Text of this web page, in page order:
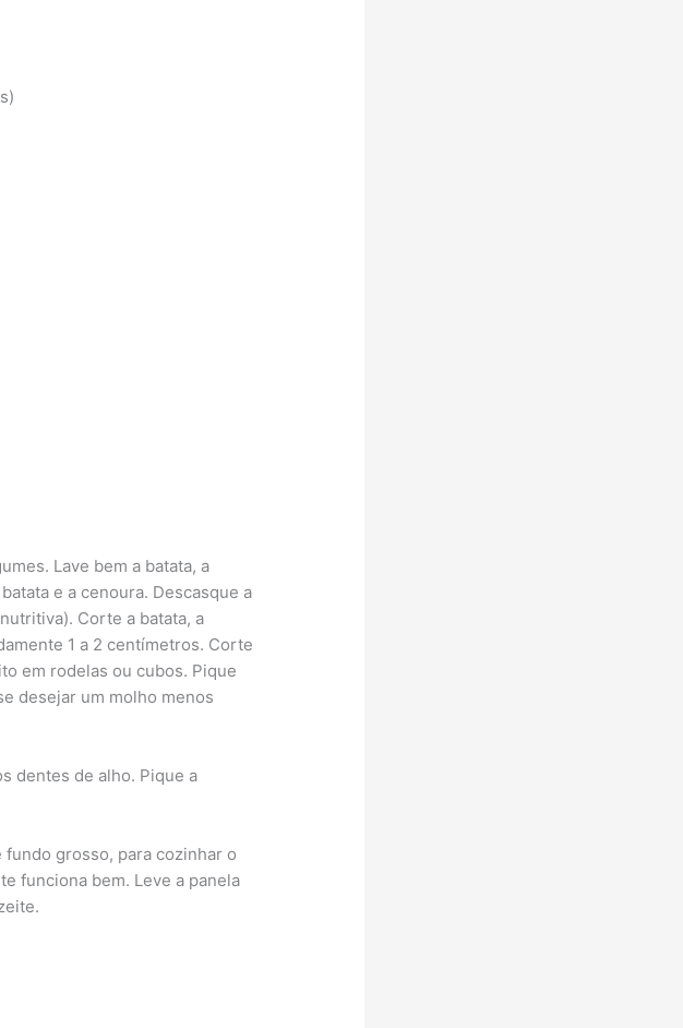
Lave bem a batata, a
e a cenoura. Descasque a
Corte a batata, a
1 a 2 centímetros. Corte
em rodelas ou cubos. Pique
desejar um molho menos
dentes de alho. Pique a
grosso, para cozinhar o
funciona bem. Leve a panela